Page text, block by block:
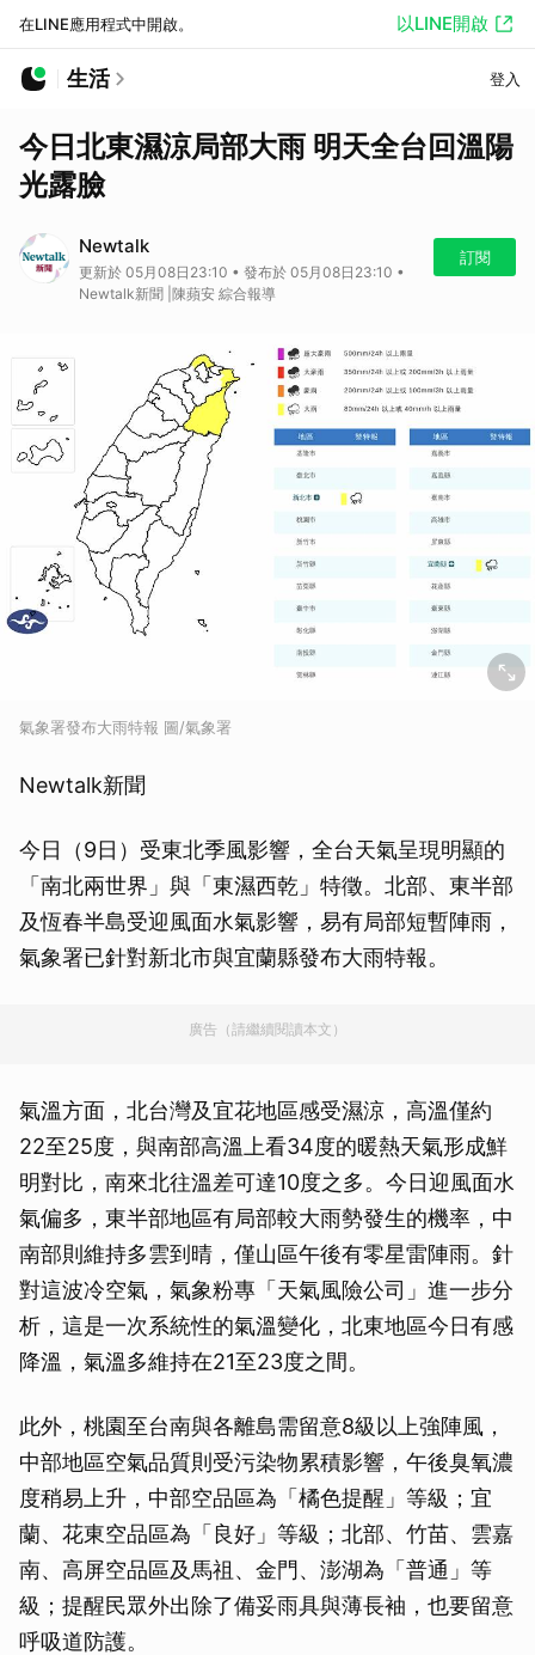
在LINE應用程式中開啟。 以LINE開啟
生活 登入
今日北東濕涼局部大雨 明天全台回溫陽
光露臉
Newtalk
更新於 05月08日23:10 • 發布於 05月08日23:10 •
Newtalk新聞 |陳蘋安 綜合報導
訂閱
氣象署發布大雨特報 圖/氣象署
Newtalk新聞
今日（9日）受東北季風影響，全台天氣呈現明顯的
「南北兩世界」與「東濕西乾」特徵。北部、東半部
及恆春半島受迎風面水氣影響，易有局部短暫陣雨，
氣象署已針對新北市與宜蘭縣發布大雨特報。
廣告（請繼續閱讀本文）
氣溫方面，北台灣及宜花地區感受濕涼，高溫僅約
22至25度，與南部高溫上看34度的暖熱天氣形成鮮
明對比，南來北往溫差可達10度之多。今日迎風面水
氣偏多，東半部地區有局部較大雨勢發生的機率，中
南部則維持多雲到晴，僅山區午後有零星雷陣雨。針
對這波冷空氣，氣象粉專「天氣風險公司」進一步分
析，這是一次系統性的氣溫變化，北東地區今日有感
降溫，氣溫多維持在21至23度之間。
此外，桃園至台南與各離島需留意8級以上強陣風，
中部地區空氣品質則受污染物累積影響，午後臭氧濃
度稍易上升，中部空品區為「橘色提醒」等級；宜
蘭、花東空品區為「良好」等級；北部、竹苗、雲嘉
南、高屏空品區及馬祖、金門、澎湖為「普通」等
級；提醒民眾外出除了備妥雨具與薄長袖，也要留意
呼吸道防護。